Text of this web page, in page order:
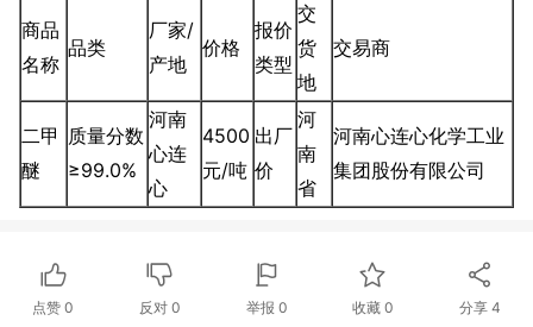
商品
名称
品类
厂家/
产地
价格
报价
类型
交
货
地
交易商
二甲
醚
质量分数
≥99.0%
河南
心连
心
4500
元/吨
出厂
价
河
南
省
河南心连心化学工业
集团股份有限公司
点赞0 反对 0 举报 0 收藏 0 分享 4